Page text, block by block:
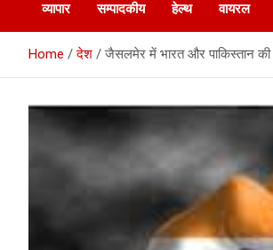
व्यापार सम्पादकीय हेल्थ वायरल
Home देश जैसलमेर में भारत और पाकिस्तान